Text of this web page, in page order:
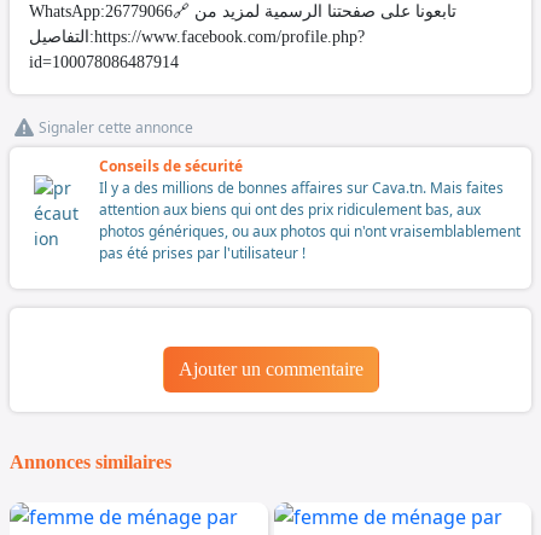
WhatsApp:26779066​🔗 تابعونا على صفحتنا الرسمية لمزيد من
التفاصيل:https://www.facebook.com/profile.php?
id=100078086487914
Signaler cette annonce
Conseils de sécurité
Il y a des millions de bonnes affaires sur Cava.tn. Mais faites
attention aux biens qui ont des prix ridiculement bas, aux
photos génériques, ou aux photos qui n'ont vraisemblablement
pas été prises par l'utilisateur !
Ajouter un commentaire
Annonces similaires